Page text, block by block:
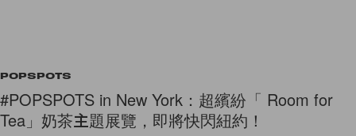
POPSPOTS
#POPSPOTS in New York：超繽紛「 Room for
Tea」奶茶主題展覽，即將快閃紐約！